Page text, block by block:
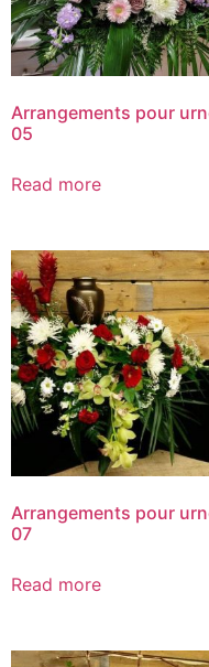
Arrangements pour
05
Read more
Arrangements pour
07
Read more